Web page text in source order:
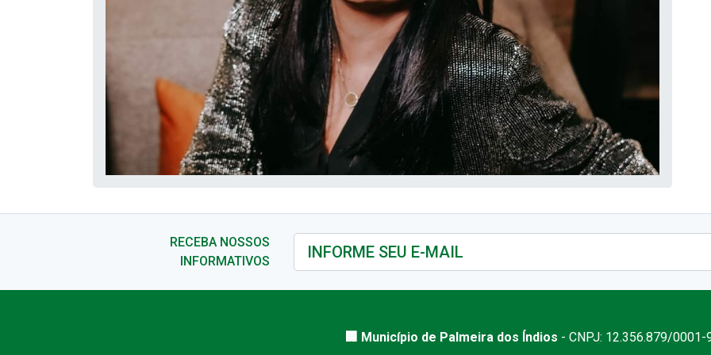
RECEBA NOSSOS
INFORMATIVOS
🏢 Município de Palmeira dos Índios - CNPJ: 12.356.879/0001-